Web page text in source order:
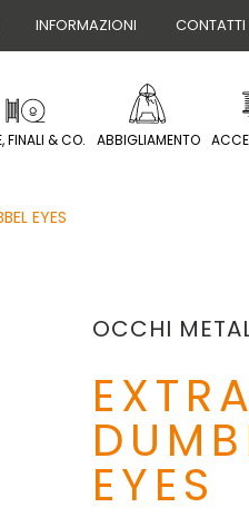
INFORMAZIONI CONTATTI
FINALI & CO. ABBIGLIAMENTO
EYES
OCCHI
EYES